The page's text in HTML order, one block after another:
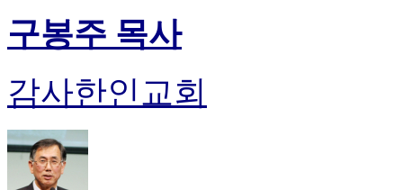
미
프
후
기
출
구봉주 목사
감사한인교회